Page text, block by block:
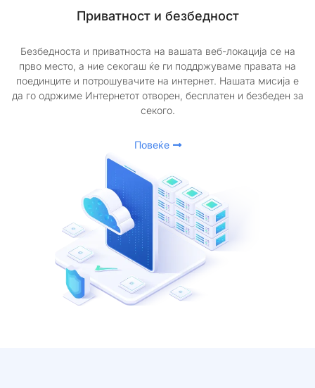
Приватност и безбедност
Безбедноста и приватноста на вашата веб-локација се на
прво место, а ние секогаш ќе ги поддржуваме правата на
поединците и потрошувачите на интернет. Нашата мисија е
да го одржиме Интернетот отворен, бесплатен и безбеден за
секого.
Повеќе